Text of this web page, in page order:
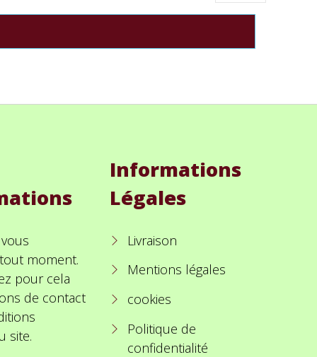
moment.
pour cela
de contact
site.
Informations
Légales
Livraison
Mentions légales
cookies
Politique de
confidentialité